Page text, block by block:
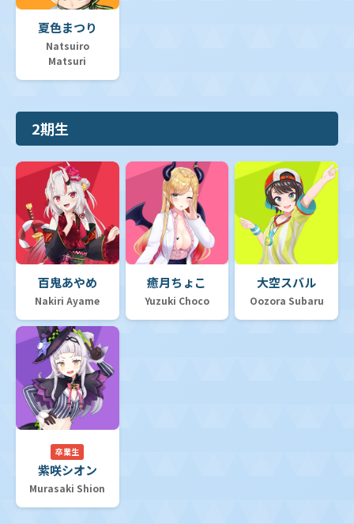
夏色まつり
Natsuiro
Matsuri
2期生
百鬼あやめ
Nakiri Ayame
癒月ちょこ
Yuzuki Choco
大空スバル
Oozora Subaru
卒業生
紫咲シオン
Murasaki Shion